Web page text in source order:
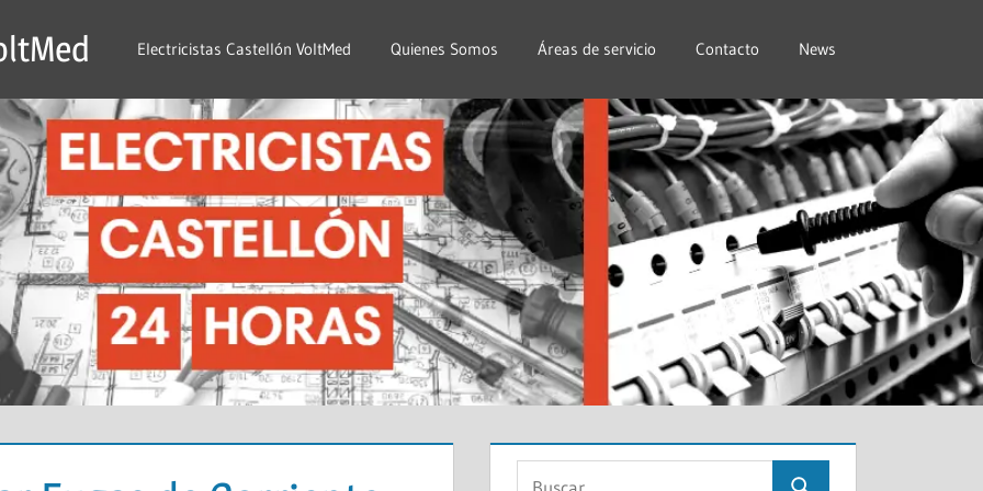
Electricistas Castellón VoltMed Quienes Somos Áreas de servicio Contacto News